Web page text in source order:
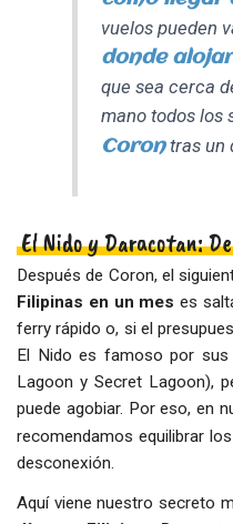
vuelos pueden
donde
que sea cerca
mano todos los
Corontras un
El Nido y Daracotan:
Después de Coron, el
Filipinas en un mes es
ferry rápido o, si el
El Nido es famoso por sus
Lagoon y Secret Lagoon),
puede agobiar. Por eso, en
recomendamos equilibrar
desconexión.
Aquí viene nuestro secreto